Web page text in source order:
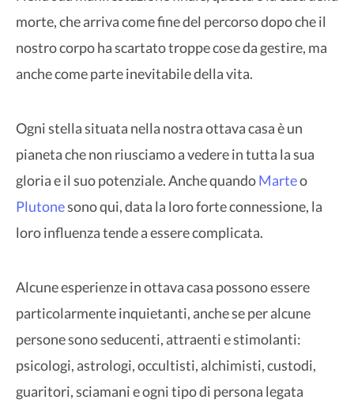
morte, che arriva come fine del percorso dopo che il
nostro corpo ha scartato troppe cose da gestire, ma
anche come parte inevitabile della vita.
Ogni stella situata nella nostra ottava casa è un
pianeta che non riusciamo a vedere in tutta la sua
gloria e il suo potenziale. Anche quandoMarteo
Plutonesono qui, data la loro forte connessione, la
loro influenza tende a essere complicata.
Alcune esperienze in ottava casa possono essere
particolarmente inquietanti, anche se per alcune
persone sono seducenti, attraenti e stimolanti:
psicologi, astrologi, occultisti, alchimisti, custodi,
guaritori, sciamani e ogni tipo di persona legata